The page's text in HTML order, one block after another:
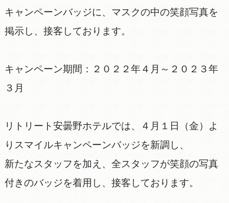
キャンペーンバッジに、マスクの中の笑顔写真を
掲示し、接客しております。
キャンペーン期間：２０２２年４月～２０２３年
３月
リトリート安曇野ホテルでは、４月１日（金）よ
りスマイルキャンペーンバッジを新調し、
新たなスタッフを加え、全スタッフが笑顔の写真
付きのバッジを着用し、接客しております。